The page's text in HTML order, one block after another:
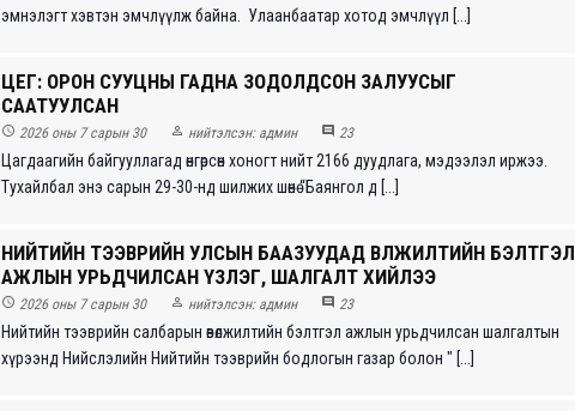
эмнэлэгт хэвтэн эмчлүүлж байна. Улаанбаатар хотод эмчлүүл [...]
ЦЕГ: ОРОН СУУЦНЫ ГАДНА ЗОДОЛДСОН ЗАЛУУСЫГ
СААТУУЛСАН
 2026 оны 7 сарын 30  нийтэлсэн: админ  23
Цагдаагийн байгууллагад өнгөрсөн хоногт нийт 2166 дуудлага, мэдээлэл иржээ.
Тухайлбал энэ сарын 29-30-нд шилжих шөнө “Баянгол д [...]
НИЙТИЙН ТЭЭВРИЙН УЛСЫН БААЗУУДАД ӨВӨЛЖИЛТИЙН БЭЛТГЭЛ
АЖЛЫН УРЬДЧИЛСАН ҮЗЛЭГ, ШАЛГАЛТ ХИЙЛЭЭ
 2026 оны 7 сарын 30  нийтэлсэн: админ  23
Нийтийн тээврийн салбарын өвөлжилтийн бэлтгэл ажлын урьдчилсан шалгалтын
хүрээнд Нийслэлийн Нийтийн тээврийн бодлогын газар болон " [...]